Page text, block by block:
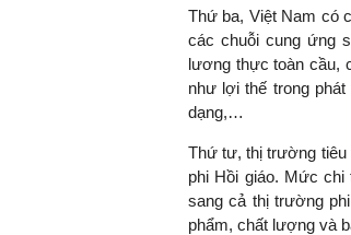
Thứ ba, Việt Nam có
các chuỗi cung ứng
lương thực toàn cầu,
như lợi thế trong
dạng,…
Thứ tư, thị trường tiêu
phi Hồi giáo. Mức
sang cả thị trường
phẩm, chất lượng và